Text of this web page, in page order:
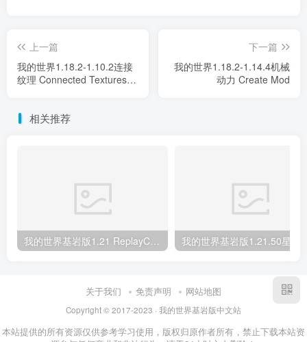
上一篇
我的世界1.18.2-1.10.2连接
纹理 Connected Textures
下一篇
我的世界1.18.2-1.14.4机械
动力 Create Mod
相关推荐
我的世界基岩版1.21 ReplayCraft MOD下载
关于我们 免责声明 网站地图
Copyright © 2017-2023 · 我的世界基岩版中文站
本站提供的所有资源仅供参考学习使用，版权归原作者所有，禁止下载本站资